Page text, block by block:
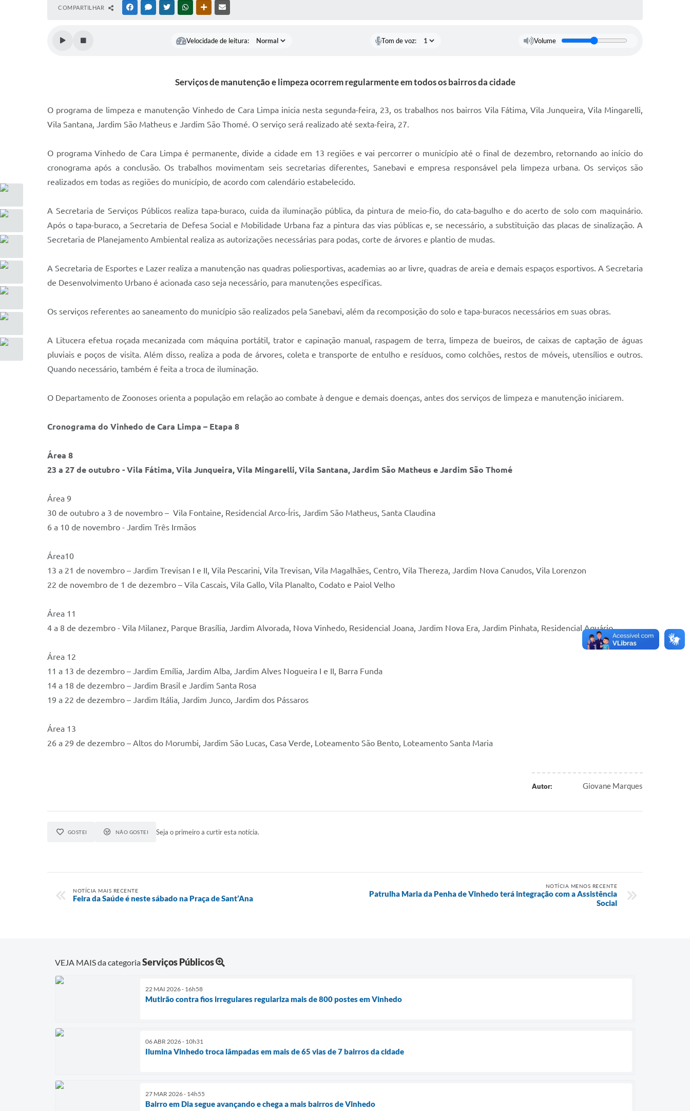
COMPARTILHAR FACEBOOKMESSENGER
TWITTERWHATSAPPOUTRAS MÍDIAS
Velocidade de leitura: Tom de voz: Volume
Serviços de manutenção e limpeza ocorrem regularmente em todos os bairros da cidade
O programa de limpeza e manutenção Vinhedo de Cara Limpa inicia nesta segunda-feira, 23, os trabalhos nos bairros Vila Fátima, Vila Junqueira, Vila Mingarelli,
Vila Santana, Jardim São Matheus e Jardim São Thomé. O serviço será realizado até sexta-feira, 27.
O programa Vinhedo de Cara Limpa é permanente, divide a cidade em 13 regiões e vai percorrer o município até o final de dezembro, retornando ao início do
cronograma após a conclusão. Os trabalhos movimentam seis secretarias diferentes, Sanebavi e empresa responsável pela limpeza urbana. Os serviços são
realizados em todas as regiões do município, de acordo com calendário estabelecido.
A Secretaria de Serviços Públicos realiza tapa-buraco, cuida da iluminação pública, da pintura de meio-fio, do cata-bagulho e do acerto de solo com maquinário.
Após o tapa-buraco, a Secretaria de Defesa Social e Mobilidade Urbana faz a pintura das vias públicas e, se necessário, a substituição das placas de sinalização. A
Secretaria de Planejamento Ambiental realiza as autorizações necessárias para podas, corte de árvores e plantio de mudas.
A Secretaria de Esportes e Lazer realiza a manutenção nas quadras poliesportivas, academias ao ar livre, quadras de areia e demais espaços esportivos. A Secretaria
de Desenvolvimento Urbano é acionada caso seja necessário, para manutenções específicas.
Os serviços referentes ao saneamento do município são realizados pela Sanebavi, além da recomposição do solo e tapa-buracos necessários em suas obras.
A Litucera efetua roçada mecanizada com máquina portátil, trator e capinação manual, raspagem de terra, limpeza de bueiros, de caixas de captação de águas
pluviais e poços de visita. Além disso, realiza a poda de árvores, coleta e transporte de entulho e resíduos, como colchões, restos de móveis, utensílios e outros.
Quando necessário, também é feita a troca de iluminação.
O Departamento de Zoonoses orienta a população em relação ao combate à dengue e demais doenças, antes dos serviços de limpeza e manutenção iniciarem.
Cronograma do Vinhedo de Cara Limpa – Etapa 8
Área 8
23 a 27 de outubro - Vila Fátima, Vila Junqueira, Vila Mingarelli, Vila Santana, Jardim São Matheus e Jardim São Thomé
Área 9
30 de outubro a 3 de novembro – Vila Fontaine, Residencial Arco-Íris, Jardim São Matheus, Santa Claudina
6 a 10 de novembro - Jardim Três Irmãos
Área10
13 a 21 de novembro – Jardim Trevisan I e II, Vila Pescarini, Vila Trevisan, Vila Magalhães, Centro, Vila Thereza, Jardim Nova Canudos, Vila Lorenzon
22 de novembro de 1 de dezembro – Vila Cascais, Vila Gallo, Vila Planalto, Codato e Paiol Velho
Área 11
4 a 8 de dezembro - Vila Milanez, Parque Brasília, Jardim Alvorada, Nova Vinhedo, Residencial Joana, Jardim Nova Era, Jardim Pinhata, Residencial Aquário
Área 12
11 a 13 de dezembro – Jardim Emília, Jardim Alba, Jardim Alves Nogueira I e II, Barra Funda
14 a 18 de dezembro – Jardim Brasil e Jardim Santa Rosa
19 a 22 de dezembro – Jardim Itália, Jardim Junco, Jardim dos Pássaros
Área 13
26 a 29 de dezembro – Altos do Morumbi, Jardim São Lucas, Casa Verde, Loteamento São Bento, Loteamento Santa Maria
Autor: Giovane Marques
GOSTEI NÃO GOSTEI Seja o primeiro a curtir esta notícia.
NOTÍCIA MAIS RECENTE
Feira da Saúde é neste sábado na Praça de Sant’Ana
NOTÍCIA MENOS RECENTE
Patrulha Maria da Penha de Vinhedo terá integração com a Assistência
Social
VEJA MAIS da categoriaServiços Públicos
22 MAI 2026 - 16h58
Mutirão contra fios irregulares regulariza mais de 800 postes em Vinhedo
06 ABR 2026 - 10h31
Ilumina Vinhedo troca lâmpadas em mais de 65 vias de 7 bairros da cidade
27 MAR 2026 - 14h55
Bairro em Dia segue avançando e chega a mais bairros de Vinhedo